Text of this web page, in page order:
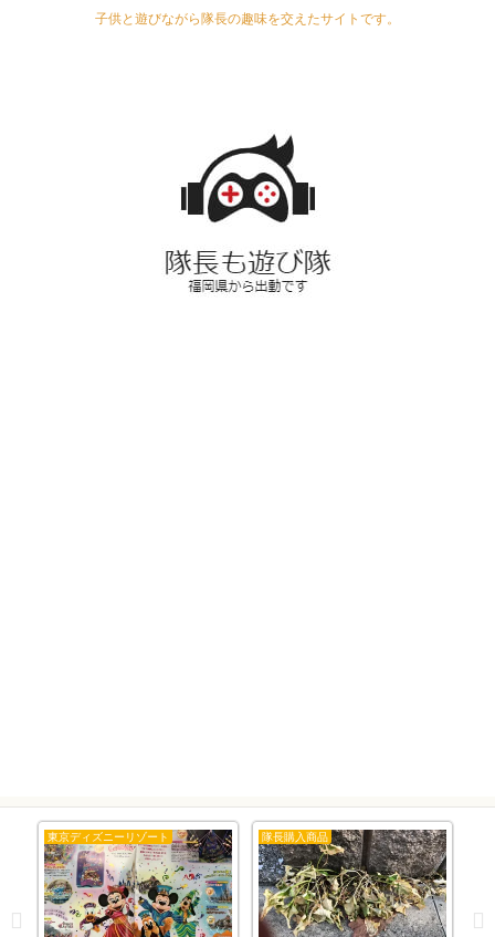
子供と遊びながら隊長の趣味を交えたサイトです。
東京ディズニーリゾート 隊長購入商品